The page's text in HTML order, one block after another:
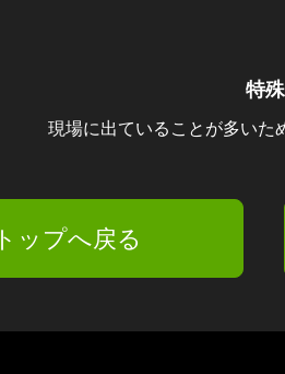
特
現場に出ていることが多いた
トップへ戻る